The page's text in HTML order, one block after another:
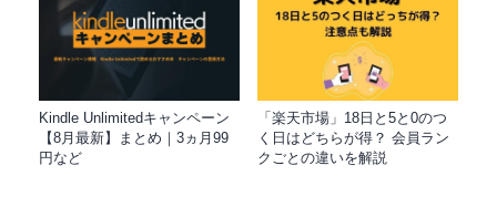
Kindle Unlimitedキャンペーン
【8月最新】まとめ｜3ヵ月99
円など
「楽天市場」18日と5と0のつ
く日はどちらが得？ 会員ラン
クごとの違いを解説